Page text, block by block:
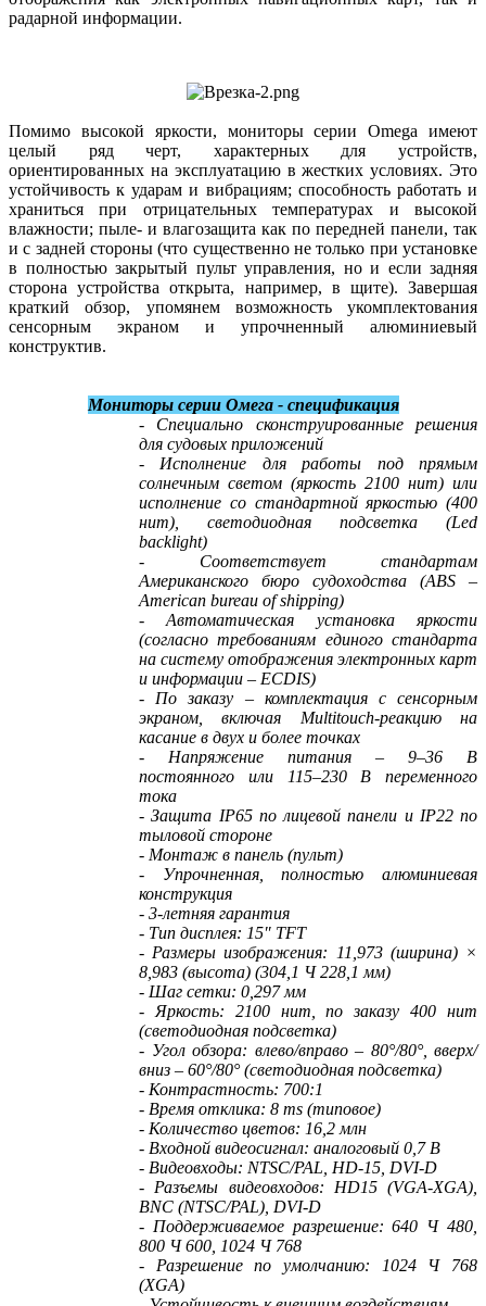
радарной информации.
Помимо высокой яркости, мониторы серии Omega имеют
целый ряд черт, характерных для устройств,
ориентированных на эксплуатацию в жестких условиях. Это
устойчивость к ударам и вибрациям; способность работать и
храниться при отрицательных температурах и высокой
влажности; пыле- и влагозащита как по передней панели, так
и с задней стороны (что существенно не только при установке
в полностью закрытый пульт управления, но и если задняя
сторона устройства открыта, например, в щите). Завершая
краткий обзор, упомянем возможность укомплектования
сенсорным экраном и упрочненный алюминиевый
конструктив.
Мониторы серии Омега - спецификация
- Специально сконструированные решения
для судовых приложений
- Исполнение для работы под прямым
солнечным светом (яркость 2100 нит) или
исполнение со стандартной яркостью (400
нит), светодиодная подсветка (Led
backlight)
- Соответствует стандартам
Американского бюро судоходства (ABS –
American bureau of shipping)
- Автоматическая установка яркости
(согласно требованиям единого стандарта
на систему отображения электронных карт
и информации – ECDIS)
- По заказу – комплектация с сенсорным
экраном, включая Multitouch-реакцию на
касание в двух и более точках
- Напряжение питания – 9–36 В
постоянного или 115–230 В переменного
тока
- Защита IP65 по лицевой панели и IP22 по
тыловой стороне
- Монтаж в панель (пульт)
- Упрочненная, полностью алюминиевая
конструкция
- 3-летняя гарантия
- Тип дисплея: 15″ TFT
- Размеры изображения: 11,973 (ширина) ×
8,983 (высота) (304,1 Ч 228,1 мм)
- Шаг сетки: 0,297 мм
- Яркость: 2100 нит, по заказу 400 нит
(светодиодная подсветка)
- Угол обзора: влево/вправо – 80°/80°, вверх/
вниз – 60°/80° (светодиодная подсветка)
- Контрастность: 700:1
- Время отклика: 8 ms (типовое)
- Количество цветов: 16,2 млн
- Входной видеосигнал: аналоговый 0,7 В
- Видеовходы: NTSC/PAL, HD-15, DVI-D
- Разъемы видеовходов: HD15 (VGA-XGA),
BNC (NTSC/PAL), DVI-D
- Поддерживаемое разрешение: 640 Ч 480,
800 Ч 600, 1024 Ч 768
- Разрешение по умолчанию: 1024 Ч 768
(XGA)